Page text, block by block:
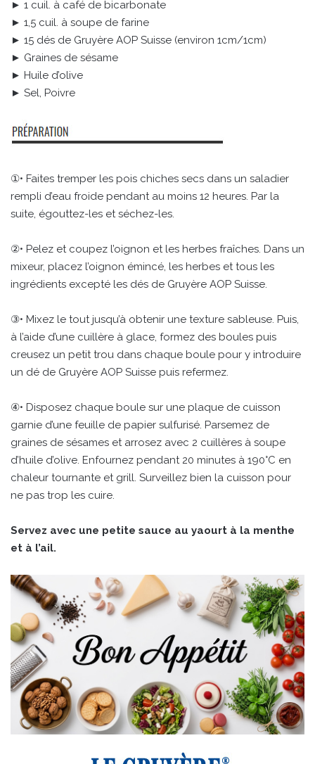
► 1 cuil. à café de bicarbonate
► 1,5 cuil. à soupe de farine
► 15 dés de Gruyère AOP Suisse (environ 1cm/1cm)
► Graines de sésame
► Huile d’olive
► Sel, Poivre
①• Faites tremper les pois chiches secs dans un saladier
rempli d’eau froide pendant au moins 12 heures. Par la
suite, égouttez-les et séchez-les.
②• Pelez et coupez l’oignon et les herbes fraîches. Dans un
mixeur, placez l’oignon émincé, les herbes et tous les
ingrédients excepté les dés de Gruyère AOP Suisse.
③• Mixez le tout jusqu’à obtenir une texture sableuse. Puis,
à l’aide d’une cuillère à glace, formez des boules puis
creusez un petit trou dans chaque boule pour y introduire
un dé de Gruyère AOP Suisse puis refermez.
④• Disposez chaque boule sur une plaque de cuisson
garnie d’une feuille de papier sulfurisé. Parsemez de
graines de sésames et arrosez avec 2 cuillères à soupe
d’huile d’olive. Enfournez pendant 20 minutes à 190°C en
chaleur tournante et grill. Surveillez bien la cuisson pour
ne pas trop les cuire.
Servez avec une petite sauce au yaourt à la menthe
et à l’ail.